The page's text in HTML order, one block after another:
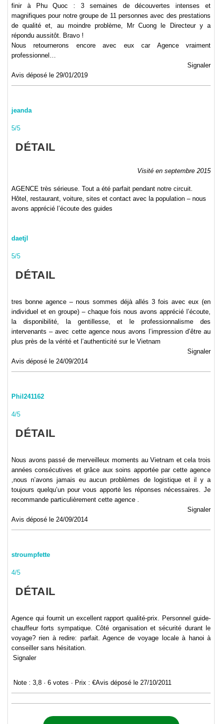
finir à Phu Quoc : 3 semaines de découvertes intenses et
magnifiques pour notre groupe de 11 personnes avec des prestations
de qualité et, au moindre problème, Mr Cuong le Directeur y a
répondu aussitôt. Bravo !
Nous retournerons encore avec eux car Agence vraiment
professionnel…
Signaler
Avis déposé le 29/01/2019
jeanda
5/5
DÉTAIL
Visité en septembre 2015
AGENCE très sérieuse. Tout a été parfait pendant notre circuit.
Hôtel, restaurant, voiture, sites et contact avec la population – nous
avons apprécié l’écoute des guides
daetjl
5/5
DÉTAIL
tres bonne agence – nous sommes déjà allés 3 fois avec eux (en
individuel et en groupe) – chaque fois nous avons apprécié l’écoute,
la disponibilité, la gentillesse, et le professionnalisme des
intervenants – avec cette agence nous avons l’impression d’être au
plus près de la vérité et l’authenticité sur le Vietnam
Signaler
Avis déposé le 24/09/2014
Phil241162
4/5
DÉTAIL
Nous avons passé de merveilleux moments au Vietnam et cela trois
années consécutives et grâce aux soins apportée par cette agence
,nous n’avons jamais eu aucun problèmes de logistique et il y a
toujours quelqu’un pour vous apportė les réponses nécessaires. Je
recommande particulièrement cette agence .
Signaler
Avis déposé le 24/09/2014
stroumpfette
4/5
DÉTAIL
Agence qui fournit un excellent rapport qualité-prix. Personnel guide-
chauffeur forts sympatique. Côté organisation et sécurité durant le
voyage? rien à redire: parfait. Agence de voyage locale à hanoi à
conseiller sans hésitation.
Signaler
Note : 3,8 · ‎ 6 votes · ‎ Prix : €Avis déposé le 27/10/2011